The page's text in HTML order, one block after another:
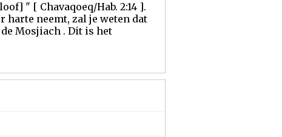
" [ Chavaqoeq/Hab. 2:14 ].
harte neemt, zal je weten dat
Mosjiach . Dit is het